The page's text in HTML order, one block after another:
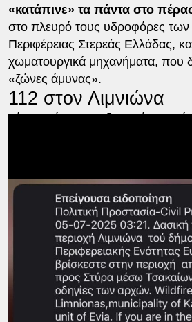
«κατάπινε» τα πάντα στο
στο πλευρό τους υδροφόρες των
Περιφέρειας Στερεάς Ελλάδας,
χωματουργικά μηχανήματα, που
«ζώνες άμυνας».
112 στον Λιμνιώνα
Λίγο μετά τις 3 τα ξημερώματα,